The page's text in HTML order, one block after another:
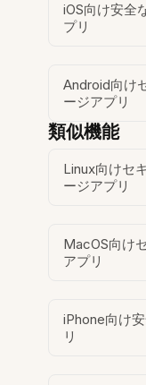
iOS向け安全
プリ
Android向け
ージアプリ
類似機能
Linux向けセ
ージアプリ
MacOS向け
アプリ
iPhone向け
リ